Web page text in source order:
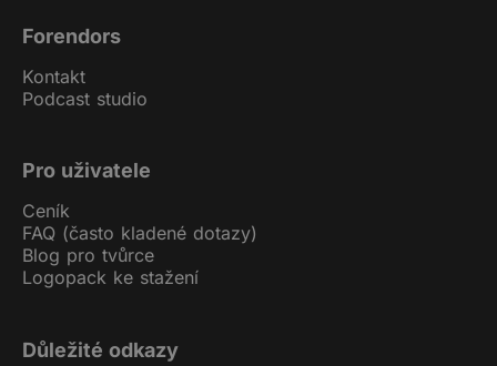
Forendors
Kontakt
Podcast studio
Pro uživatele
Ceník
FAQ (často kladené dotazy)
Blog pro tvůrce
Logopack ke stažení
Důležité odkazy